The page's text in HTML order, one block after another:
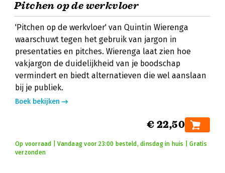
Pitchen op de werkvloer
'Pitchen op de werkvloer' van Quintin Wierenga
waarschuwt tegen het gebruik van jargon in
presentaties en pitches. Wierenga laat zien hoe
vakjargon de duidelijkheid van je boodschap
vermindert en biedt alternatieven die wel aanslaan
bij je publiek.
Boek bekijken
€ 22,50
Op voorraad | Vandaag voor 23:00 besteld, dinsdag in huis | Gratis
verzonden